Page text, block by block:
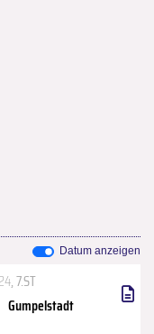
Datum anzeigen
, 7.ST
Gumpelstadt